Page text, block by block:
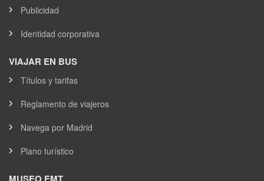
Publicidad
Identidad corporativa
VIAJAR EN BUS
Títulos y tarifas
Reglamento de viajeros
Navega por Madrid
Plano turístico